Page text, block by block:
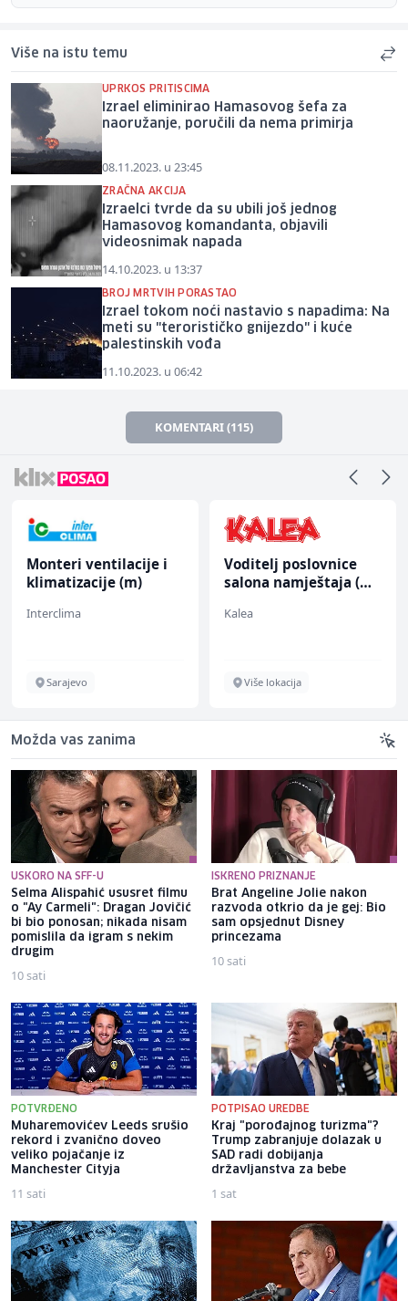
Više na istu temu
UPRKOS PRITISCIMA
Izrael eliminirao Hamasovog šefa za
naoružanje, poručili da nema primirja
08.11.2023. u 23:45
ZRAČNA AKCIJA
Izraelci tvrde da su ubili još jednog
Hamasovog komandanta, objavili
videosnimak napada
14.10.2023. u 13:37
BROJ MRTVIH PORASTAO
Izrael tokom noći nastavio s napadima: Na
meti su "terorističko gnijezdo" i kuće
palestinskih vođa
11.10.2023. u 06:42
KOMENTARI (115)
Monteri ventilacije i
klimatizacije (m)
Interclima
Sarajevo
Voditelj poslovnice
salona namještaja (m/
Kalea
Više lokacija
Možda vas zanima
USKORO NA SFF-U
Selma Alispahić ususret filmu
o "Ay Carmeli": Dragan Jovičić
bi bio ponosan; nikada nisam
pomislila da igram s nekim
drugim
10 sati
ISKRENO PRIZNANJE
Brat Angeline Jolie nakon
razvoda otkrio da je gej: Bio
sam opsjednut Disney
princezama
10 sati
POTVRĐENO
Muharemovićev Leeds srušio
rekord i zvanično doveo
veliko pojačanje iz
Manchester Cityja
11 sati
POTPISAO UREDBE
Kraj "porođajnog turizma"?
Trump zabranjuje dolazak u
SAD radi dobijanja
državljanstva za bebe
1 sat